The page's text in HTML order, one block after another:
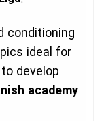
conditioning
ideal for
develop
academy